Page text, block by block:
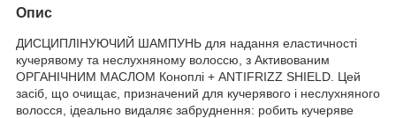
Опис
ДИСЦИПЛІНУЮЧИЙ ШАМПУНЬ для надання еластичності
кучерявому та неслухняному волоссю, з Активованим
ОРГАНІЧНИМ МАСЛОМ Коноплі + ANTIFRIZZ SHIELD. Цей
засіб, що очищає, призначений для кучерявого і неслухняного
волосся, ідеально видаляє забруднення: робить кучеряве